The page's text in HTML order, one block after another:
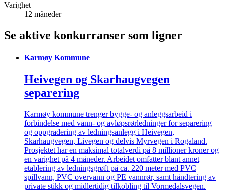
Varighet
12 måneder
Se aktive konkurranser som ligner
Karmøy Kommune
Heivegen og Skarhaugvegen
separering
Karmøy kommune trenger bygge- og anleggsarbeid i
forbindelse med vann- og avløpsrørledninger for separering
og oppgradering av ledningsanlegg i Heivegen,
Skarhaugvegen, Livegen og delvis Myrvegen i Rogaland.
Prosjektet har en maksimal totalverdi på 8 millioner kroner og
en varighet på 4 måneder. Arbeidet omfatter blant annet
etablering av ledningsgrøft på ca. 220 meter med PVC
spillvann, PVC overvann og PE vannrør, samt håndtering av
private stikk og midlertidig tilkobling til Vormedalsvegen.